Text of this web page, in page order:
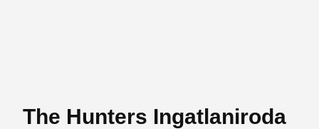
The Hunters Ingatlaniroda